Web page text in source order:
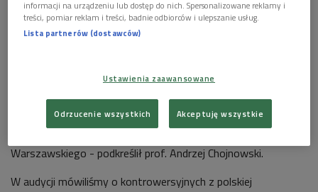
Wydana 55 lat temu w Republice Federalnej Niemiec książka
zbrodnie niemieckie, stosunek sił i pertraktacje
kapitulacyjne.- Ta praca ma walor poznawczy, bo nikt potem
Krannhalsa nie przelicytował. Po stronie niemieckiej nie było
Warszawskiego - podkreślił prof. Andrzej Chojnowski.
W audycji mówiliśmy o kontrowersyjnych z polskiej
informacji na urządzeniu lub dostęp do nich. Spersonalizowane reklamy i
treści, pomiar reklam i treści, badnie odbiorców i ulepszanie usług.
Lista partnerów (dostawców)
Ustawienia zaawansowane
Odrzucenie wszystkich Akceptuję wszystkie